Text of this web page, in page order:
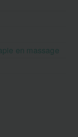
en massage